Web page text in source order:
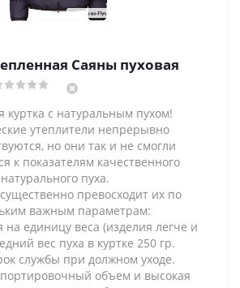
Саяны пуховая
куртка с натуральным пухом!
утеплители непрерывно
но они так и не смогли
к показателям качественного
натурального пуха.
превосходит их по
важным параметрам:
на единицу веса (изделия легче и
вес пуха в куртке 250 гр.
службы при должном уходе.
объем и высокая